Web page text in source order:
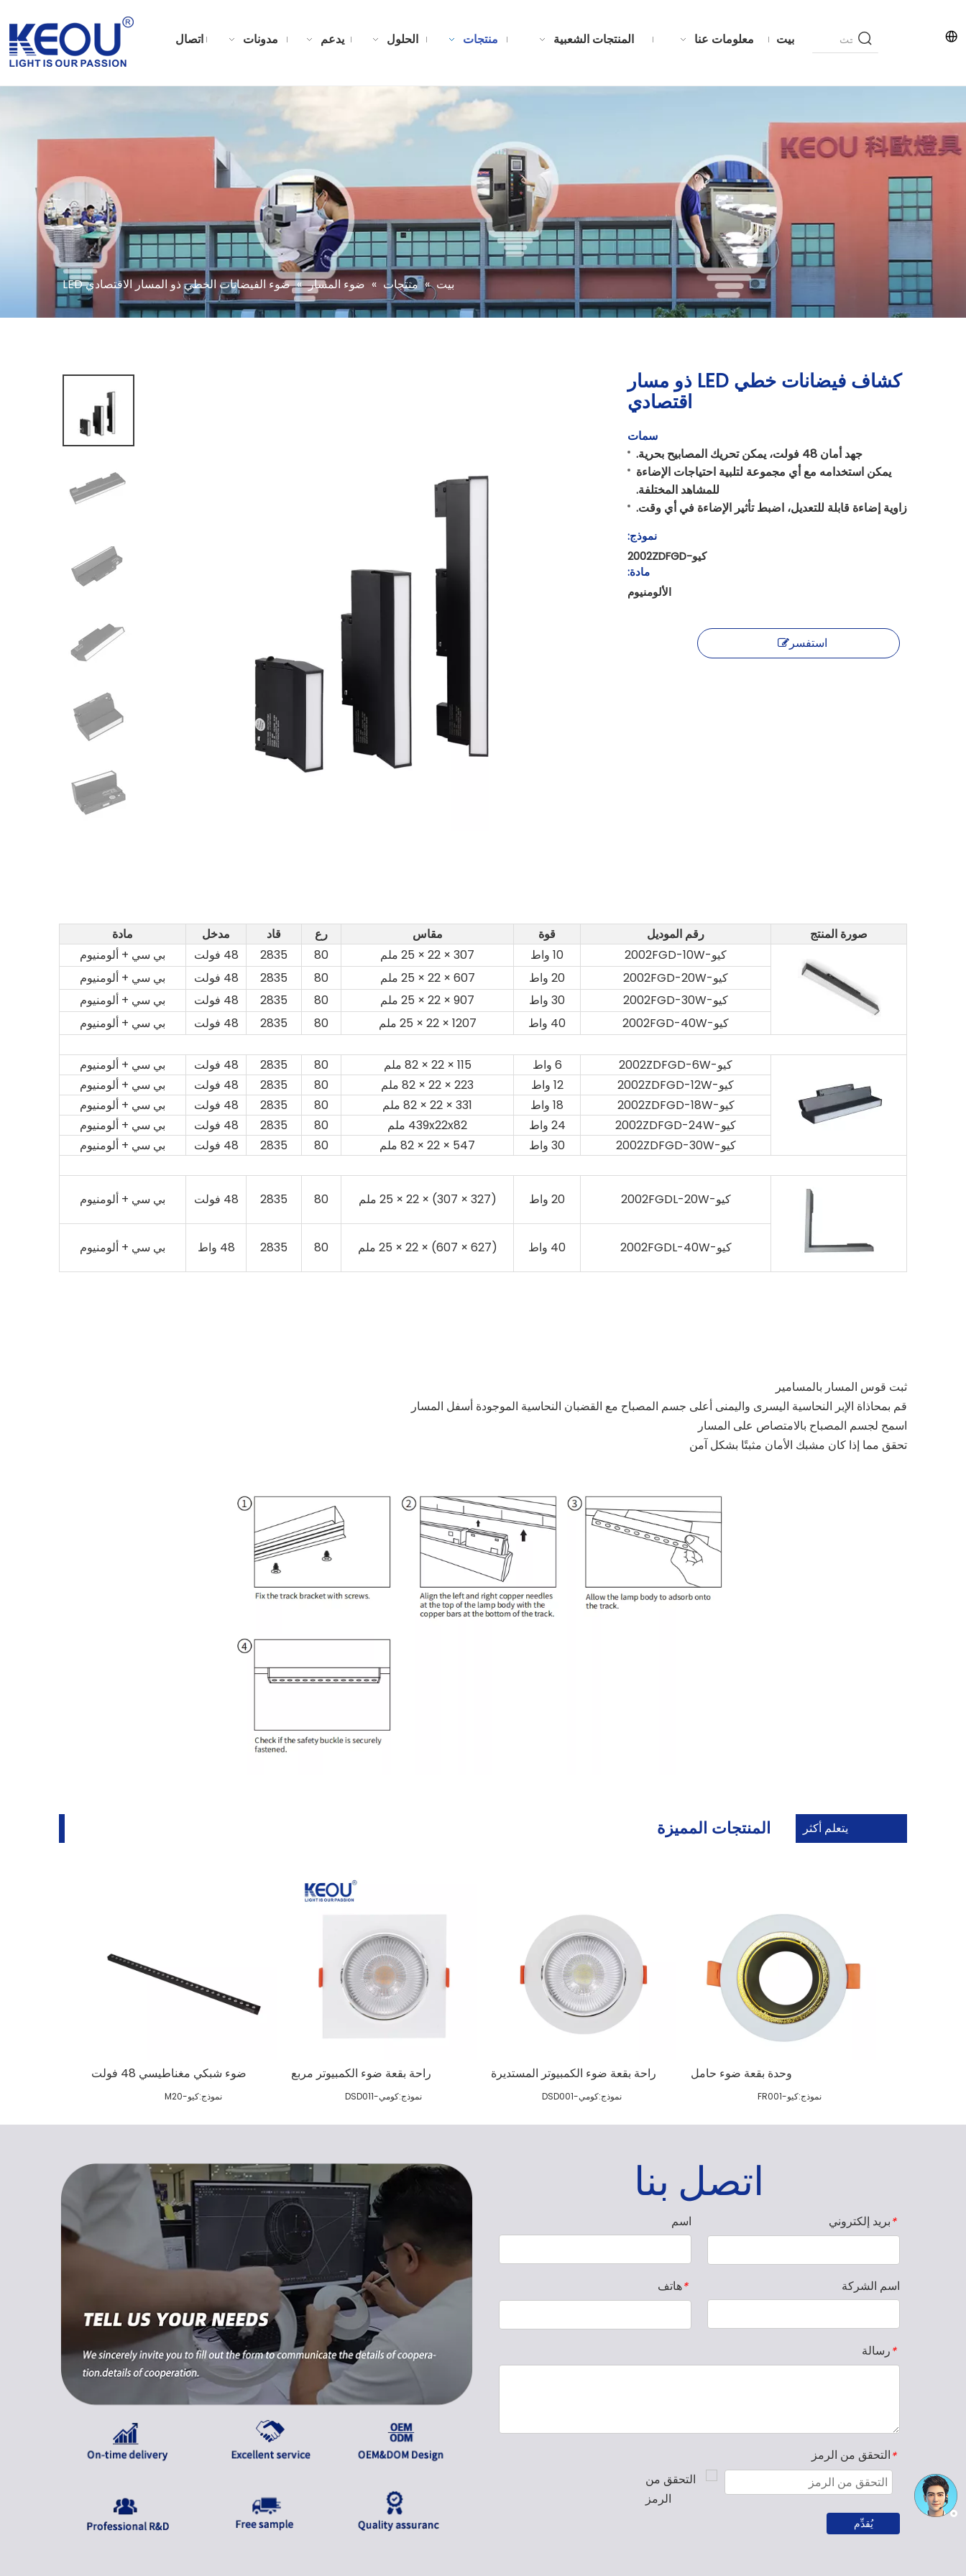
بيت معلومات عنا المنتجات الشعبية منتجات الحلول يدعم مدونات اتصال
بيت » منتجات » ضوء المسار » ضوء الفيضانات الخطي ذو المسار الاقتصادي LED
كشاف فيضانات خطي LED ذو مسار
اقتصادي
سمات
جهد أمان 48 فولت، يمكن تحريك المصابيح بحرية.
يمكن استخدامه مع أي مجموعة لتلبية احتياجات الإضاءة
للمشاهد المختلفة.
زاوية إضاءة قابلة للتعديل، اضبط تأثير الإضاءة في أي وقت.
نموذج:
كيو-2002ZDFGD
مادة:
الألومنيوم
استفسر
صورة المنتج رقم الموديل قوة مقاس رع قاد مدخل
مادة
كيو-2002FGD-10W
10 واط 307 × 22 × 25 ملم 80
2835 48 فولت
بي سي + ألومنيوم
كيو-2002FGD-20W
20 واط 607 × 22 × 25 ملم 80
2835 48 فولت
بي سي + ألومنيوم
كيو-2002FGD-30W
30 واط 907 × 22 × 25 ملم 80
2835 48 فولت
بي سي + ألومنيوم
كيو-2002FGD-40W
40 واط 1207 × 22 × 25 ملم 80
2835 48 فولت بي سي + ألومنيوم
كيو-2002ZDFGD-6W 6 واط 115 × 22 × 82 ملم 80
2835 48 فولت
بي سي + ألومنيوم
كيو-2002ZDFGD-12W
12 واط 223 × 22 × 82 ملم 80
2835 48 فولت
بي سي + ألومنيوم
كيو-2002ZDFGD-18W
18 واط 331 × 22 × 82 ملم 80
2835 48 فولت
بي سي + ألومنيوم
كيو-2002ZDFGD-24W
24 واط 439x22x82 ملم 80
2835 48 فولت
بي سي + ألومنيوم
كيو-2002ZDFGD-30W
30 واط 547 × 22 × 82 ملم 80
2835 48 فولت بي سي + ألومنيوم
كيو-2002FGDL-20W 20 واط (327 × 307) × 22 × 25 ملم 80
2835 48 فولت بي سي + ألومنيوم
كيو-2002FGDL-40W 40 واط (627 × 607) × 22 × 25 ملم 80
2835 48 واط بي سي + ألومنيوم
ثبت قوس المسار بالمسامير
قم بمحاذاة الإبر النحاسية اليسرى واليمنى أعلى جسم المصباح مع القضبان النحاسية الموجودة أسفل المسار
اسمح لجسم المصباح بالامتصاص على المسار
تحقق مما إذا كان مشبك الأمان مثبتًا بشكل آمن
المنتجات المميزة يتعلم أكثر
ضوء شبكي مغناطيسي 48 فولت
نموذج:كيو-M20
راحة بقعة ضوء الكمبيوتر مربع
نموذج:كومي-DSD011
راحة بقعة ضوء الكمبيوتر المستديرة
نموذج:كومي-DSD001
وحدة بقعة ضوء حامل
نموذج:كيو-FR001
اتصل بنا
اسم *بريد إلكتروني
*هاتف اسم الشركة
*رسالة
*التحقق من الرمز
يُقدِّم